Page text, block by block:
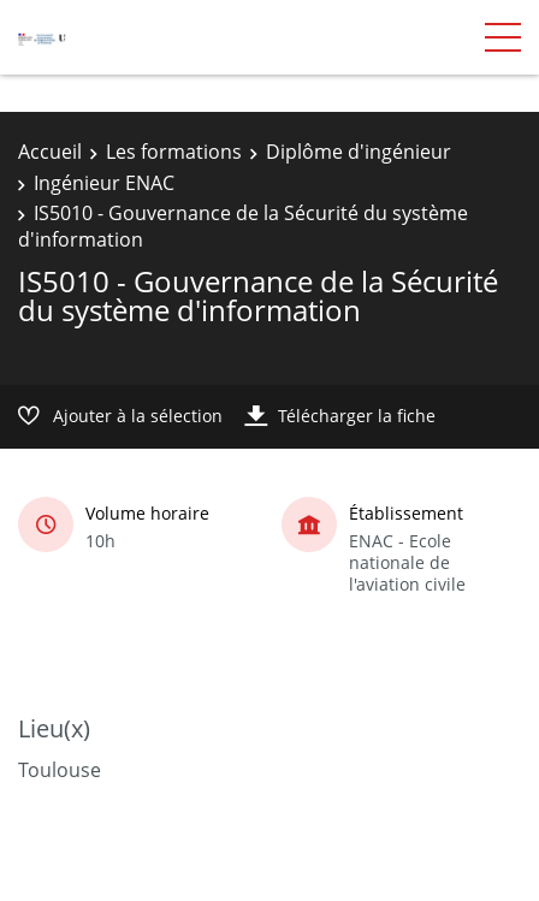
Accueil Les formations
Diplôme d'ingénieur
Ingénieur ENAC
IS5010 - Gouvernance de la Sécurité du système
d'information
IS5010 - Gouvernance de la Sécurité
du système d'information
Ajouter à la sélection Télécharger la fiche
Volume horaire
10h
Établissement
ENAC - Ecole
nationale de
l'aviation civile
Lieu(x)
Toulouse